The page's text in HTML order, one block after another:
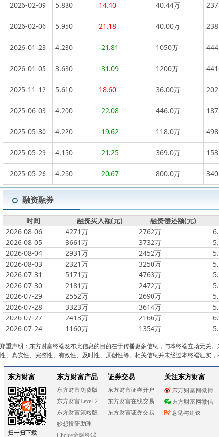
2026-02-09
5.880 14.40 40.44万
2026-02-06 5.950 21.18 40.00万
2026-01-23 4.230 -21.81 1050万
2026-01-05 3.680 -31.09 1200万
2025-11-12 5.610 18.60 36.00万
2025-06-03 4.200 -22.08 446.0万
2025-05-30 4.220 -19.62 118.0万
2025-05-29 4.150 -21.25 369.0万
2025-05-26 4.260 -20.67 800.0万
融资融券
时间 融资买入额(元)
融资偿还额(元)
2026-08-06
4271万 2762万
2026-08-05
3661万 3732万
2026-08-04
2931万 2452万
2026-08-03
2321万 3250万
2026-07-31
5171万 4763万
2026-07-30
2181万 2472万
2026-07-29
2552万 2690万
2026-07-28
3323万 3614万
2026-07-27
2413万 2166万
2026-07-24
1160万 1354万
郑重声明：东方财富终端发布此信息的目的在于传播更多信息，与本终端立场无关
性、真实性、完整性、有效性、及时性、原创性等。相关信息并未经过本终端证实